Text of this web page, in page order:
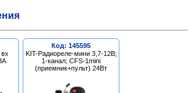
Код: 145595
KIT-Радиореле-мини 3,7-12В;
1-канал; CFS-1mini
(приемник+пульт) 24Вт